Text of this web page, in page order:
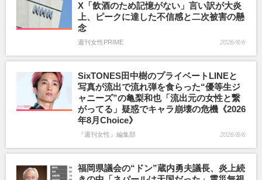
X「飲酒のため記憶がない」言い訳が大炎
上、ピークに達した不信感と二次被害の懸
念
週刊女性PRIME 2026/8/6
SixTONES田中樹のプライベートLINEと
写真が流出で流れ弾を食らった“優等生ジ
ャニーズ”の亀梨和也「流出元の女性と繋
がってる」疑惑でキャラ崩壊の危機《2026
年8月Choice》
『週刊女性』編集部 2026/8/6
福岡県議会の“ドン”蔵内勇夫議長、炎上続